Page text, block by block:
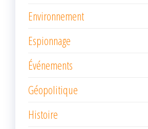
Environnement
Espionnage
Événements
Géopolitique
Histoire